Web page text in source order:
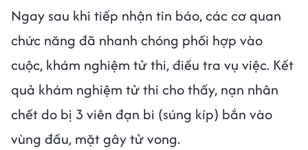
Ngay sau khi tiếp nhận tin báo, các cơ quan
chức năng đã nhanh chóng phối hợp vào
cuộc, khám nghiệm tử thi, điều tra vụ việc. Kết
quả khám nghiệm tử thi cho thấy, nạn nhân
chết do bị 3 viên đạn bi (súng kíp) bắn vào
vùng đầu, mặt gây tử vong.